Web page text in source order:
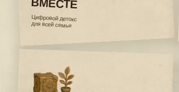
Элемент декора
ПРЕДМЕТ